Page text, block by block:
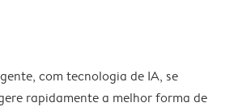
com tecnologia de IA, se
rapidamente a melhor forma de